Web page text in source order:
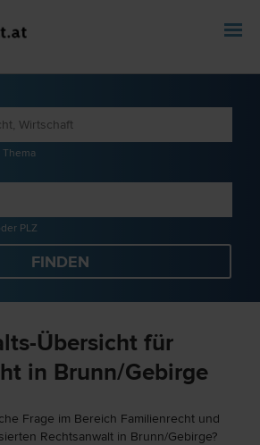
PLZ
Übersicht für
in Brunn/Gebirge
Frage im Bereich Familienrecht und
Rechtsanwalt in Brunn/Gebirge?